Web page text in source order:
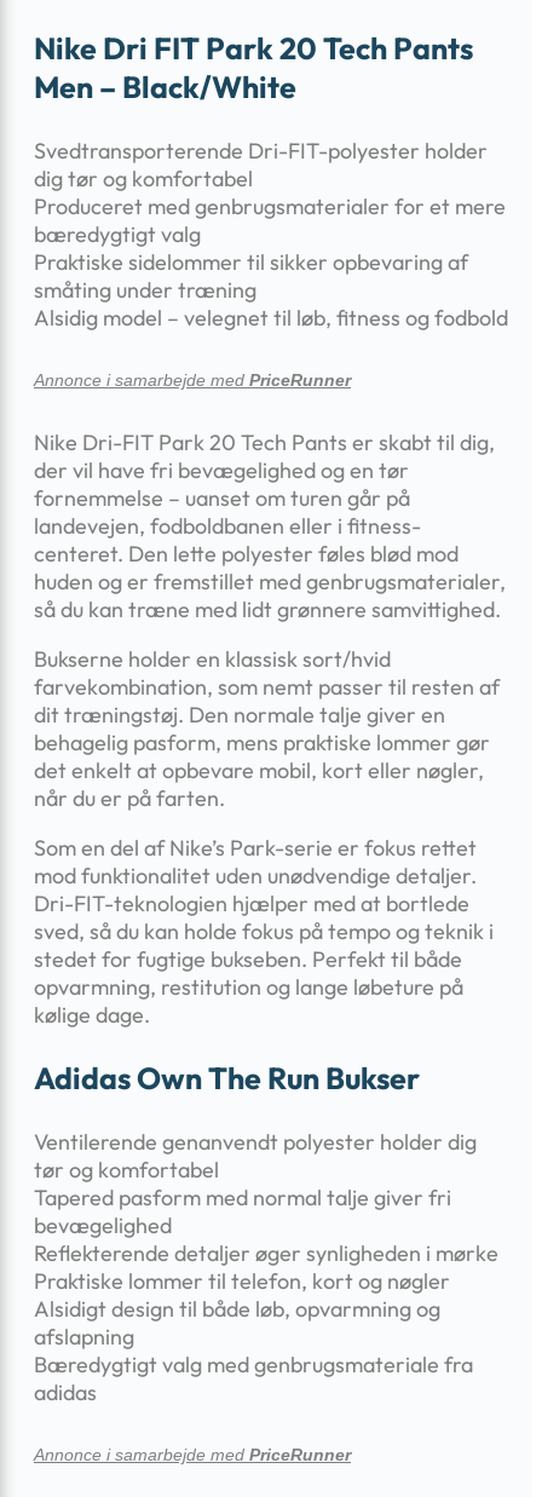
Nike Dri FIT Park 20 Tech Pants
Men – Black/White
Svedtransporterende Dri-FIT-polyester holder
dig tør og komfortabel
Produceret med genbrugsmaterialer for et mere
bæredygtigt valg
Praktiske sidelommer til sikker opbevaring af
småting under træning
Alsidig model – velegnet til løb, fitness og fodbold
Annonce i samarbejde med PriceRunner
Nike Dri-FIT Park 20 Tech Pants er skabt til dig,
der vil have fri bevægelighed og en tør
fornemmelse – uanset om turen går på
landevejen, fodboldbanen eller i fitness-
centeret. Den lette polyester føles blød mod
huden og er fremstillet med genbrugsmaterialer,
så du kan træne med lidt grønnere samvittighed.
Bukserne holder en klassisk sort/hvid
farvekombination, som nemt passer til resten af
dit træningstøj. Den normale talje giver en
behagelig pasform, mens praktiske lommer gør
det enkelt at opbevare mobil, kort eller nøgler,
når du er på farten.
Som en del af Nike’s Park-serie er fokus rettet
mod funktionalitet uden unødvendige detaljer.
Dri-FIT-teknologien hjælper med at bortlede
sved, så du kan holde fokus på tempo og teknik i
stedet for fugtige bukseben. Perfekt til både
opvarmning, restitution og lange løbeture på
kølige dage.
Adidas Own The Run Bukser
Ventilerende genanvendt polyester holder dig
tør og komfortabel
Tapered pasform med normal talje giver fri
bevægelighed
Reflekterende detaljer øger synligheden i mørke
Praktiske lommer til telefon, kort og nøgler
Alsidigt design til både løb, opvarmning og
afslapning
Bæredygtigt valg med genbrugsmateriale fra
adidas
Annonce i samarbejde med PriceRunner